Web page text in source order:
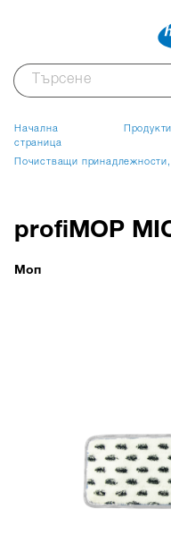
Начална
страница
Продукти
Почистващи
profiMOP
Моп